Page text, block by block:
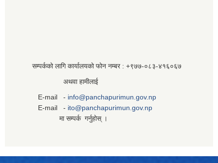
सम्पर्कको लागि कार्यालयको फोन नम्बर : +९७७-०८३‍-४१६०६७
अथवा हामीलाई
E-mail - info@panchapurimun.gov.np
E-mail - ito@panchapurimun.gov.np
मा सम्पर्क गर्नुहोस् ।